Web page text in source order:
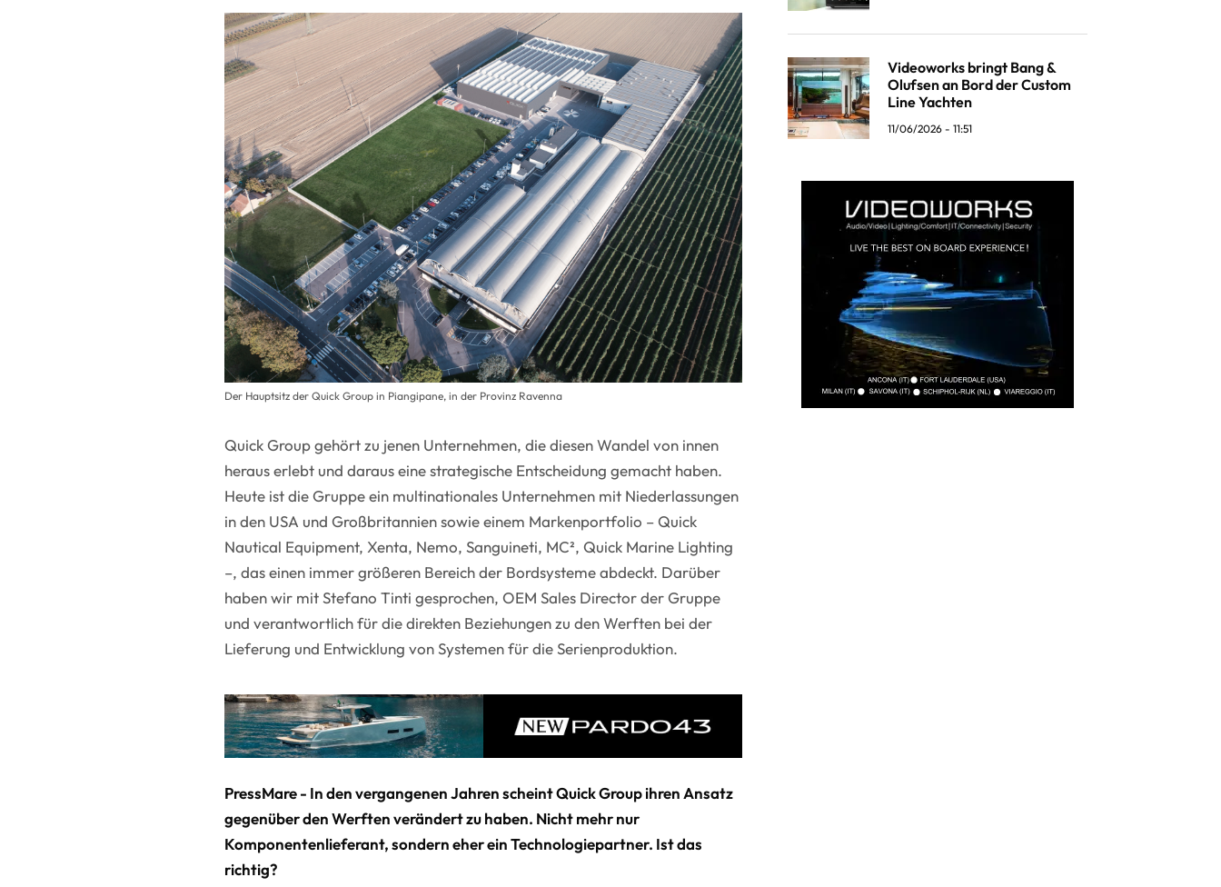
Der Hauptsitz der Quick Group in Piangipane, in der Provinz Ravenna
Quick Group gehört zu jenen Unternehmen, die diesen Wandel von innen
heraus erlebt und daraus eine strategische Entscheidung gemacht haben.
Heute ist die Gruppe ein multinationales Unternehmen mit Niederlassungen
in den USA und Großbritannien sowie einem Markenportfolio – Quick
Nautical Equipment, Xenta, Nemo, Sanguineti, MC², Quick Marine Lighting
–, das einen immer größeren Bereich der Bordsysteme abdeckt. Darüber
haben wir mit Stefano Tinti gesprochen, OEM Sales Director der Gruppe
und verantwortlich für die direkten Beziehungen zu den Werften bei der
Lieferung und Entwicklung von Systemen für die Serienproduktion.
PressMare - In den vergangenen Jahren scheint Quick Group ihren Ansatz
gegenüber den Werften verändert zu haben. Nicht mehr nur
Komponentenlieferant, sondern eher ein Technologiepartner. Ist das
richtig?
Videoworks bringt Bang &
Olufsen an Bord der Custom
Line Yachten
11/06/2026 - 11:51